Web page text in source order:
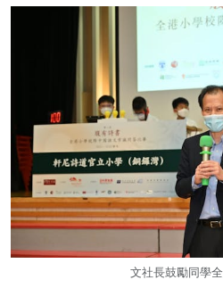
文社長鼓勵同學全